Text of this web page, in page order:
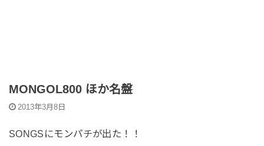
MONGOL800 ほか名盤
2013年3月8日
SONGSにモンパチが出た！！